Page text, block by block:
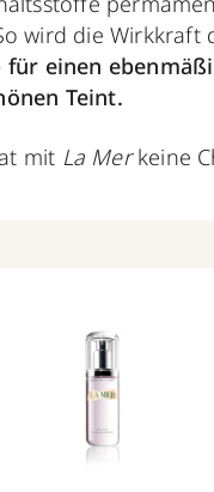
wird die Wirkkraft
für einen
Teint.
mit La Merkeine